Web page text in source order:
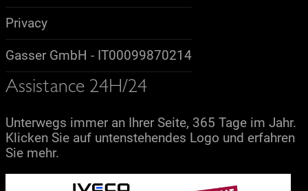
Privacy
Gasser GmbH - IT00099870214
Assistance 24H/24
Unterwegs immer an Ihrer Seite, 365 Tage im Jahr.
Klicken Sie auf untenstehendes Logo und erfahren
Sie mehr.